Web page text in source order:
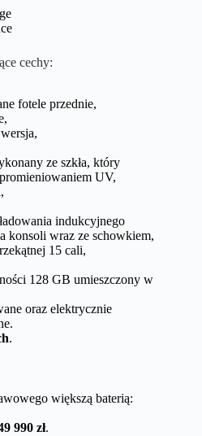
cechy:
fotele przednie,
ze szkła, który
UV,
indukcyjnego
konsoli wraz ze schowkiem,
15 cali,
128 GB umieszczony w
oraz elektrycznie
.
większą baterią:
990 zł.